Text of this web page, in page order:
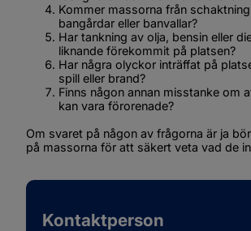
Kommer massorna från
bangårdar eller banvallar?
Har tankning av olja, bensin eller
liknande förekommit på platsen?
Har några olyckor inträffat på
spill eller brand?
Finns någon annan misstanke om
kan vara förorenade?
Om svaret på någon av frågorna är ja
på massorna för att säkert veta vad de
Kontaktperson